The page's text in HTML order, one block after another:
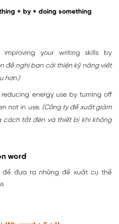
+ by + doing something
improving your writing skills by
đề nghị bạn cải thiện kỹ năng viết
hơn.)
reducing energy use by turning off
not in use. (Công ty đề xuất giảm
cách tắt đèn và thiết bị khi không
word
để đưa ra những đề xuất cụ thể